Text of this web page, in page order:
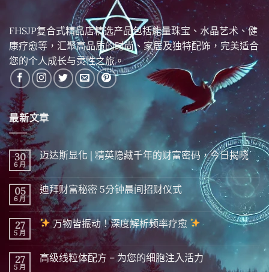
FHSJP复合式精品店精选产品包括能量珠宝、水晶艺术、健
康疗愈等，汇聚高品质的时尚、家居及独特配饰，完美适合
您的个人成长与灵性之旅。
最新文章
30
6 月
迈达斯显化 | 精英隐藏千年的财富密码，今日揭晓
在
〈迈
达
斯
显
化
|
精
英
隐
藏
千
年
尚
無
留
言
05
6 月
迪拜财富秘密 5分钟晨间招财仪式
在
〈迪
拜
财
富
密 5
分
钟
尚
無
留
言
27
5 月
万物皆振动！深度解析频率疗愈
在
万
尚
留
言
27
5 月
高级线粒体配方 – 为您的细胞注入活力